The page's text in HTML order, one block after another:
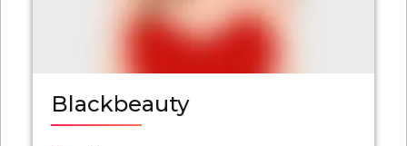
Blackbeauty